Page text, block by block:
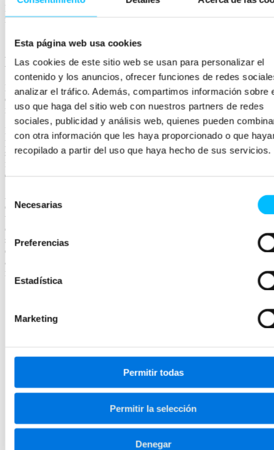
Esta página web usa cookies
Las cookies de este sitio web se usan para personalizar el
contenido y los anuncios, ofrecer funciones de redes
analizar el tráfico. Además, compartimos información sobre
uso que haga del sitio web con nuestros partners de redes
sociales, publicidad y análisis web, quienes pueden
con otra información que les haya proporcionado o que
recopilado a partir del uso que haya hecho de sus servicios.
de Necesarias
Preferencias
Estadística
Marketing
Permitir todas
Permitir la selección
Denegar
los usuarios, mayor es el aprendizaje y más precisas serán las
respuestas.
¿Cómo influye la Inteligencia Artificial en
Marketing Digital?
El uso de la IA y la tecnología conversacional van mucho más allá
de la atención al cliente o de la automatización de procesos
repetitivos.
La construcción de marca a través del marketing conversacional,
permite identificar la personalidad de la marca y ofrecer mejores
soluciones al consumidor. Así, podemos brindarle realmente lo que
necesita de nosotros logrando una afiliación más fuerte de su parte y
de la nuestra como empresa.
A través de los chatbots, la capacidad de venta puede ser mayor, ya
que contamos con asistentes virtuales las 24 horas del día en nuestra
tienda. Podemos ofrecer recomendaciones de productos
complementarios, información sobre alternativas a un producto sin
stock, opciones para realizar un regalo hasta cierto monto de gasto,
etc. Brindaremos soluciones al usuario digital, que cada día con el
avance de la tecnología espera que todo le sea resuelto realizando la
menor investigación posible por su cuenta.